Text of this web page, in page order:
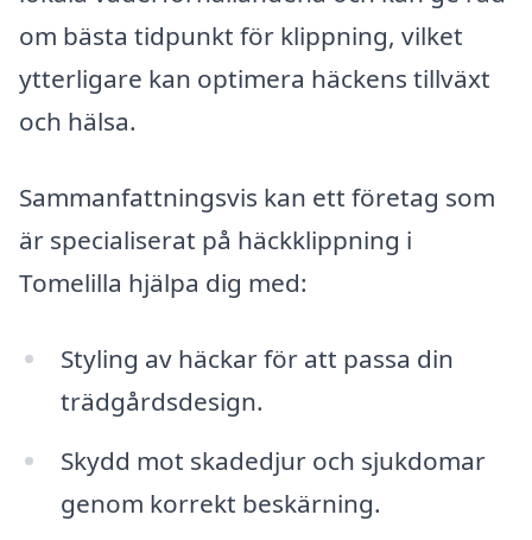
om bästa tidpunkt för klippning, vilket
ytterligare kan optimera häckens tillväxt
och hälsa.
Sammanfattningsvis kan ett företag som
är specialiserat på häckklippning i
Tomelilla hjälpa dig med:
Styling av häckar för att passa din
trädgårdsdesign.
Skydd mot skadedjur och sjukdomar
genom korrekt beskärning.